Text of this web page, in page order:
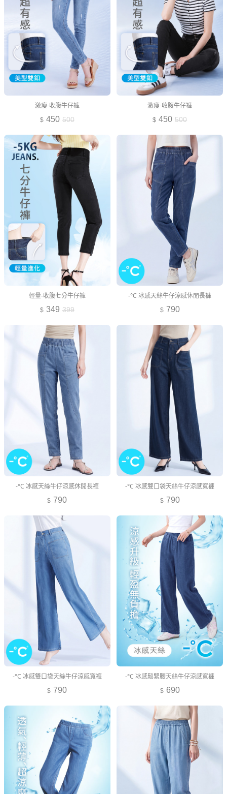
激瘦-收腹牛仔褲
450 500
激瘦-收腹牛仔褲
450 500
輕量-收腹七分牛仔褲
349 399
-°C 冰感天絲牛仔涼感休閒長褲
790
-°C 冰感天絲牛仔涼感休閒長褲
790
-°C 冰感雙口袋天絲牛仔涼感寬褲
790
-°C 冰感雙口袋天絲牛仔涼感寬褲
790
-°C 冰感鬆緊腰天絲牛仔涼感寬褲
690